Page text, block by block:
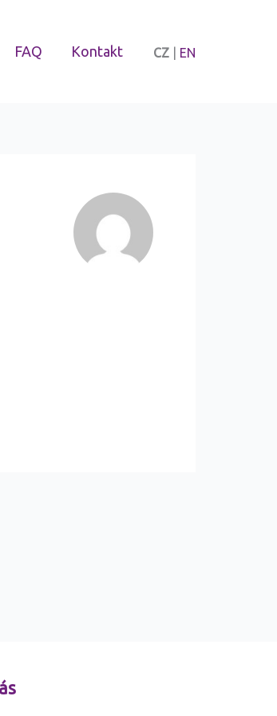
FAQ Kontakt CZ EN